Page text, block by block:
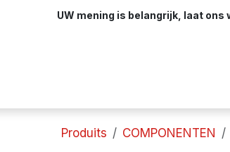
UW mening is belangrijk, laat ons
Produits COMPONENTEN